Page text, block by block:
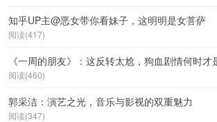
知乎UP主@恶女带你看妹子，这明明是女菩萨
阅读(417)
《一周的朋友》：这反转太尬，狗血剧情何时才
阅读(460)
郭采洁：演艺之光，音乐与影视的双重魅力
阅读(347)